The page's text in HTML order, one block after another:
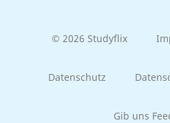
© 2026 Studyflix
Datenschutz
Gib uns